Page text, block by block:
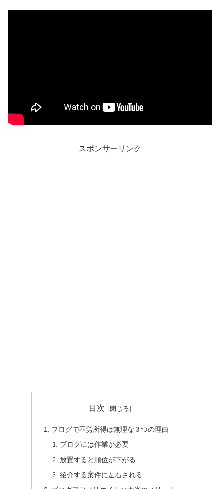
スポンサーリンク
目次
ブログで不労所得は無理な３つの理由
ブログには作業が必要
放置すると順位が下がる
紹介する案件に左右される